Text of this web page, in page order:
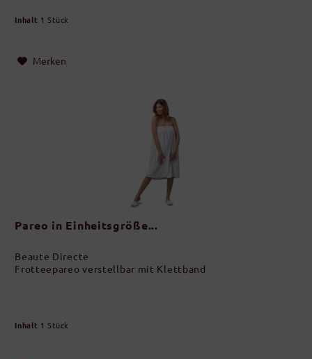
Inhalt 1 Stück
Merken
Pareo in Einheitsgröße...
Beaute Directe
Frotteepareo verstellbar mit Klettband
Inhalt 1 Stück